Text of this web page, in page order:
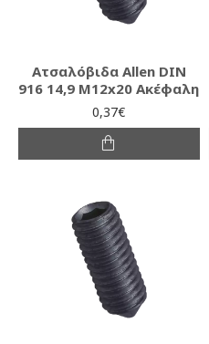
Ατσαλόβιδα Allen DIN
916 14,9 M12x20 Ακέφαλη
0,37€